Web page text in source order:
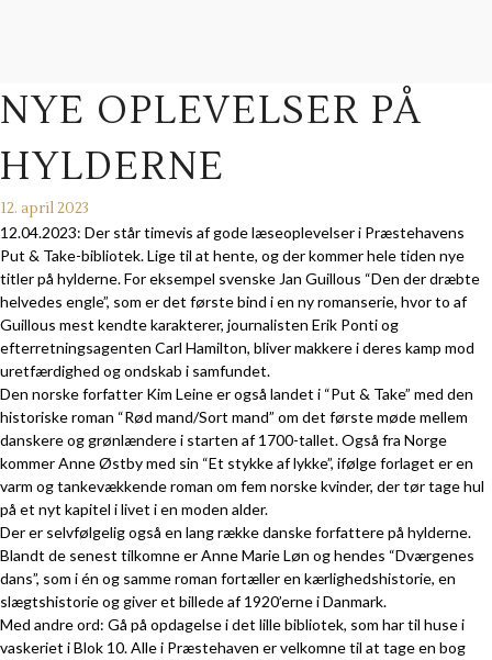
NYE OPLEVELSER PÅ
HYLDERNE
12. april 2023
12.04.2023: Der står timevis af gode læseoplevelser i Præstehavens
Put & Take-bibliotek. Lige til at hente, og der kommer hele tiden nye
titler på hylderne. For eksempel svenske Jan Guillous “Den der dræbte
helvedes engle”, som er det første bind i en ny romanserie, hvor to af
Guillous mest kendte karakterer, journalisten Erik Ponti og
efterretningsagenten Carl Hamilton, bliver makkere i deres kamp mod
uretfærdighed og ondskab i samfundet.
Den norske forfatter Kim Leine er også landet i “Put & Take” med den
historiske roman “Rød mand/Sort mand” om det første møde mellem
danskere og grønlændere i starten af 1700-tallet. Også fra Norge
kommer Anne Østby med sin “Et stykke af lykke”, ifølge forlaget er en
varm og tankevækkende roman om fem norske kvinder, der tør tage hul
på et nyt kapitel i livet i en moden alder.
Der er selvfølgelig også en lang række danske forfattere på hylderne.
Blandt de senest tilkomne er Anne Marie Løn og hendes “Dværgenes
dans”, som i én og samme roman fortæller en kærlighedshistorie, en
slægtshistorie og giver et billede af 1920’erne i Danmark.
Med andre ord: Gå på opdagelse i det lille bibliotek, som har til huse i
vaskeriet i Blok 10. Alle i Præstehaven er velkomne til at tage en bog